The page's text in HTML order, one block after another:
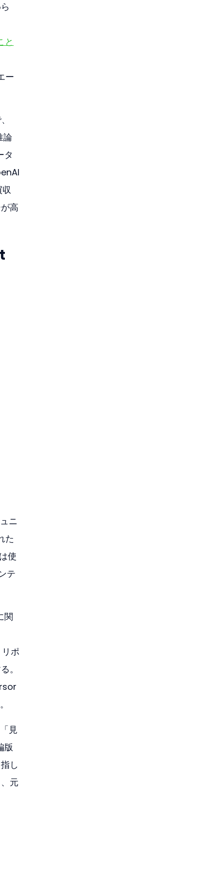
と
ー
論
タ
高
ニ
た
使
テ
関
ポ
。
見
版
し
元